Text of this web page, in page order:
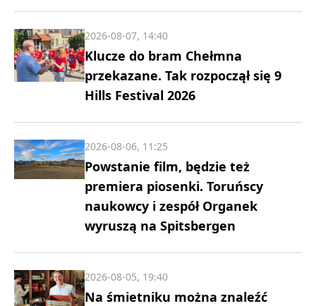
Klucze do bram Chełmna
przekazane. Tak rozpoczął się 9
Hills Festival 2026
2026-08-07, 14:40
Powstanie film, będzie też
premiera piosenki. Toruńscy
naukowcy i zespół Organek
wyruszą na Spitsbergen
2026-08-06, 11:25
Na śmietniku można znaleźć
2026-08-05, 19:40